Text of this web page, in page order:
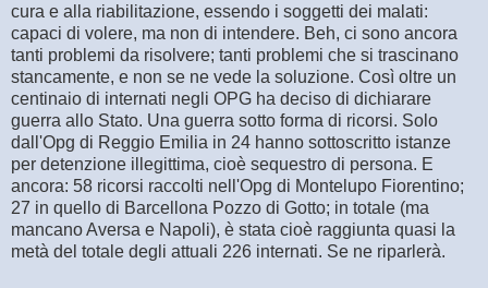
cura e alla riabilitazione, essendo i soggetti dei malati:
capaci di volere, ma non di intendere. Beh, ci sono ancora
tanti problemi da risolvere; tanti problemi che si trascinano
stancamente, e non se ne vede la soluzione. Così oltre un
centinaio di internati negli OPG ha deciso di dichiarare
guerra allo Stato. Una guerra sotto forma di ricorsi. Solo
dall'Opg di Reggio Emilia in 24 hanno sottoscritto istanze
per detenzione illegittima, cioè sequestro di persona. E
ancora: 58 ricorsi raccolti nell'Opg di Montelupo Fiorentino;
27 in quello di Barcellona Pozzo di Gotto; in totale (ma
mancano Aversa e Napoli), è stata cioè raggiunta quasi la
metà del totale degli attuali 226 internati. Se ne riparlerà.